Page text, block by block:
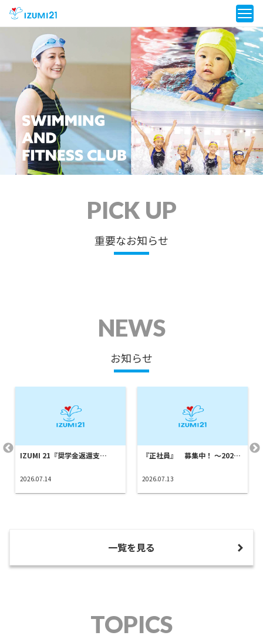
PICK UP
重要なお知らせ
NEWS
お知らせ
IZUMI 21『奨学金返還支…
2026.07.14
『正社員』 募集中！ ～202…
2026.07.13
一覧を見る
TOPICS